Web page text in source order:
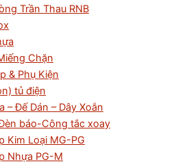
Trần Thau RNB
Chặn
& Phụ Kiện
tủ điện
– Đế Dán – Dây Xoắn
báo-Công tắc xoay
Kim Loại MG-PG
Nhựa PG-M